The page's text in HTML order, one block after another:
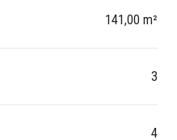
141,00 m²
3
4